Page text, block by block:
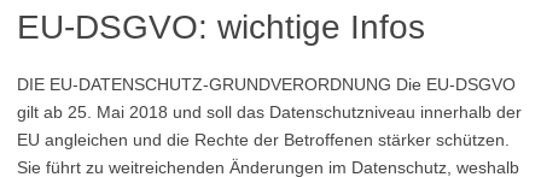
EU-DSGVO: wichtige Infos
DIE EU-DATENSCHUTZ-GRUNDVERORDNUNG Die EU-DSGVO
gilt ab 25. Mai 2018 und soll das Datenschutzniveau innerhalb der
EU angleichen und die Rechte der Betroffenen stärker schützen.
Sie führt zu weitreichenden Änderungen im Datenschutz, weshalb